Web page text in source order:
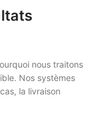
nous traitons
Nos systèmes
la livraison